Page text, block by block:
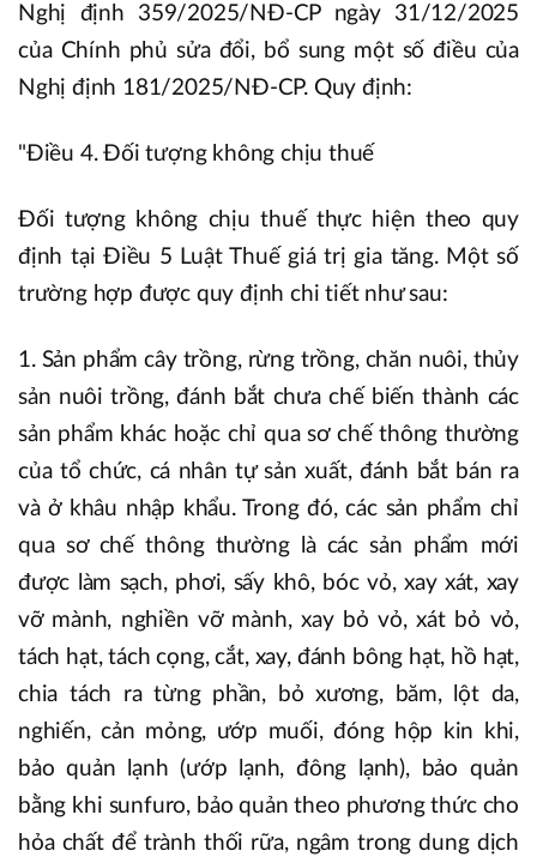
Nghị định 359/2025/NĐ-CP ngày 31/12/2025
của Chính phủ sửa đổi, bổ sung một số điều của
Nghị định 181/2025/NĐ-CP. Quy định:
"Điều 4. Đối tượng không chịu thuế
Đối tượng không chịu thuế thực hiện theo quy
định tại Điều 5 Luật Thuế giá trị gia tăng. Một số
trường hợp được quy định chi tiết như sau:
1. Sản phẩm cây trồng, rừng trồng, chăn nuôi, thủy
sản nuôi trồng, đánh bắt chưa chế biến thành các
sản phẩm khác hoặc chỉ qua sơ chế thông thường
của tổ chức, cá nhân tự sản xuất, đánh bắt bán ra
và ở khâu nhập khẩu. Trong đó, các sản phẩm chỉ
qua sơ chế thông thường là các sản phẩm mới
được làm sạch, phơi, sấy khô, bóc vỏ, xay xát, xay
vỡ mành, nghiền vỡ mành, xay bỏ vỏ, xát bỏ vỏ,
tách hạt, tách cọng, cắt, xay, đánh bông hạt, hồ hạt,
chia tách ra từng phần, bỏ xương, băm, lột da,
nghiến, cản mỏng, ướp muối, đóng hộp kin khi,
bảo quản lạnh (ướp lạnh, đông lạnh), bảo quản
bằng khi sunfuro, bảo quản theo phương thức cho
hỏa chất để trành thối rữa, ngâm trong dung dịch